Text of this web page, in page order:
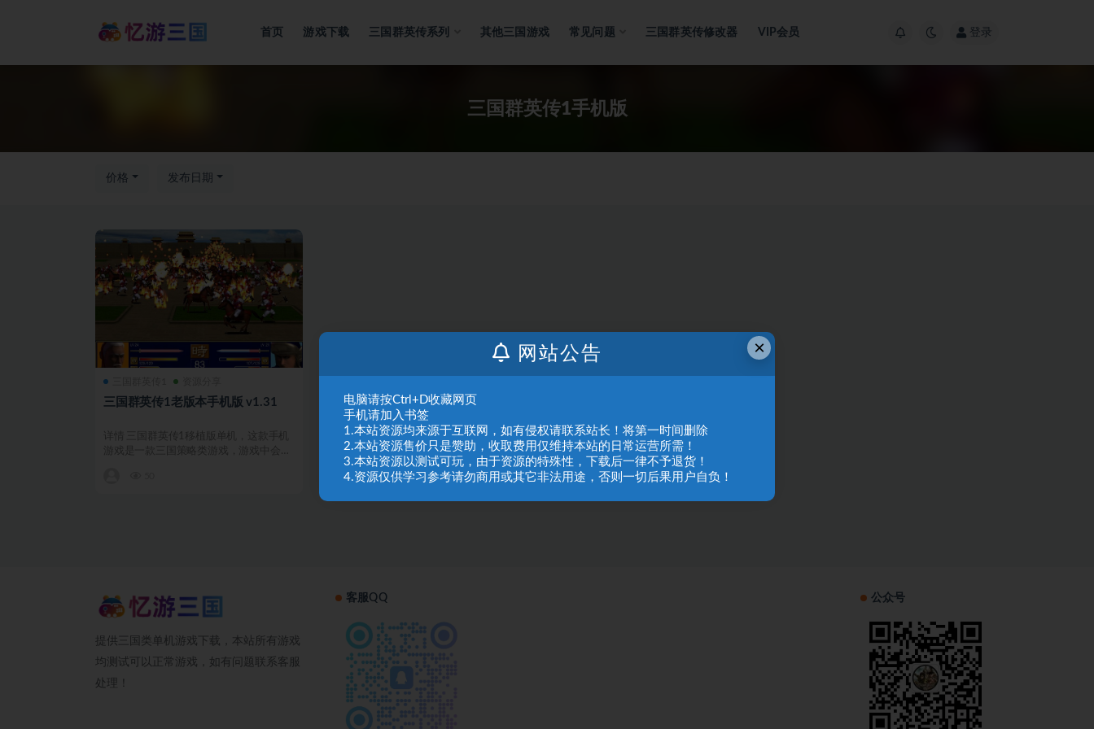
首页 游戏下载 三国群英传系列 其他三国游戏 常见问题 三国群英传修改器 VIP会员 登录
三国群英传1手机版
价格 发布日期
三国群英传1老版本手机版 v1.31
详情 三国群英传1移植版单机，这款手机
游戏是一款三国策略类游戏，游戏中会出
提供三国类单机游戏下载，本站所有游戏
均测试可以正常游戏，如有问题联系客服
处理！
客服QQ 公众号
×
网站公告
电脑请按Ctrl+D收藏网页
手机请加入书签
1.本站资源均来源于互联网，如有侵权请联系站长！将第一时间删除
2.本站资源售价只是赞助，收取费用仅维持本站的日常运营所需！
3.本站资源以测试可玩，由于资源的特殊性，下载后一律不予退货！
4.资源仅供学习参考请勿商用或其它非法用途，否则一切后果用户自负！